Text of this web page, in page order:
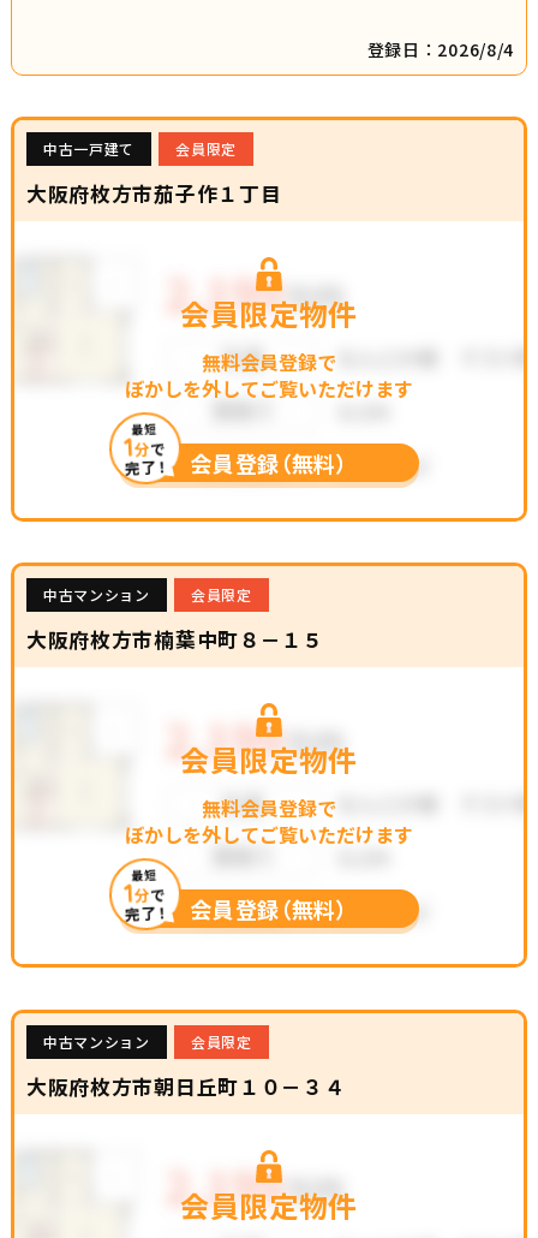
登録日：2026/8/4
中古一戸建て 会員限定
大阪府枚方市茄子作１丁目
会員限定物件
無料会員登録で
ぼかしを外してご覧いただけます
最短
1分で
完了！ 会員登録（無料）
中古マンション 会員限定
大阪府枚方市楠葉中町８－１５
会員限定物件
無料会員登録で
ぼかしを外してご覧いただけます
最短
1分で
完了！ 会員登録（無料）
中古マンション 会員限定
大阪府枚方市朝日丘町１０－３４
会員限定物件